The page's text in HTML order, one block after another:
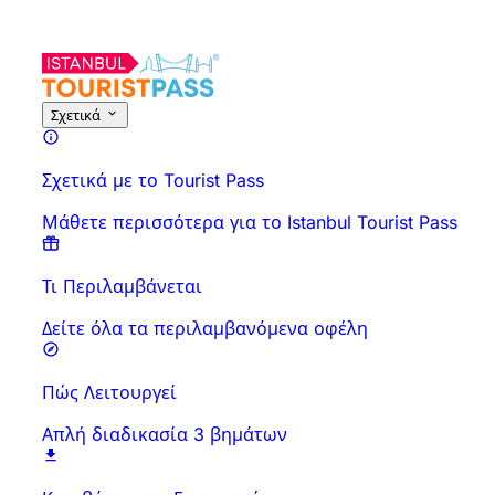
Σχετικά
Σχετικά με το Tourist Pass
Μάθετε περισσότερα για το Istanbul Tourist Pass
Τι Περιλαμβάνεται
Δείτε όλα τα περιλαμβανόμενα οφέλη
Πώς Λειτουργεί
Απλή διαδικασία 3 βημάτων